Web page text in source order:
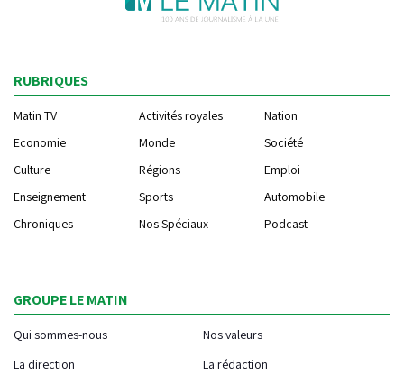
RUBRIQUES
Matin TV Activités royales
Nation
Economie
Monde
Société
Culture
Régions
Emploi
Enseignement
Sports
Automobile
Chroniques
Nos Spéciaux Podcast
GROUPE LE MATIN
Qui sommes-nous
Nos valeurs
La direction
La rédaction